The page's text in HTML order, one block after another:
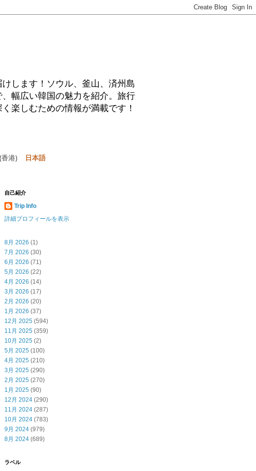
します！ソウル、釜山、済州島
幅広い韓国の魅力を紹介。旅行
楽しむための情報が満載です！
港) 日本語
自己紹介
Trip Info
詳細プロフィールを表示
8月 2026 (1)
7月 2026 (30)
6月 2026 (71)
5月 2026 (22)
4月 2026 (14)
3月 2026 (17)
2月 2026 (20)
1月 2026 (37)
12月 2025 (594)
11月 2025 (359)
10月 2025 (2)
5月 2025 (100)
4月 2025 (210)
3月 2025 (290)
2月 2025 (270)
1月 2025 (90)
12月 2024 (290)
11月 2024 (287)
10月 2024 (783)
9月 2024 (979)
8月 2024 (689)
ラベル